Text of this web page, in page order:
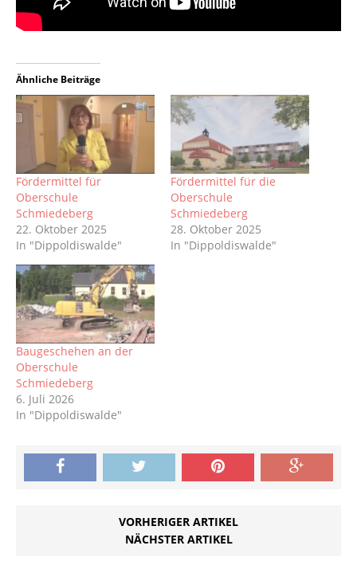
Ähnliche Beiträge
Fördermittel für
Oberschule
Schmiedeberg
22. Oktober 2025
In "Dippoldiswalde"
Fördermittel für die
Oberschule
Schmiedeberg
28. Oktober 2025
In "Dippoldiswalde"
Baugeschehen an der
Oberschule
Schmiedeberg
6. Juli 2026
In "Dippoldiswalde"
VORHERIGER ARTIKEL
NÄCHSTER ARTIKEL